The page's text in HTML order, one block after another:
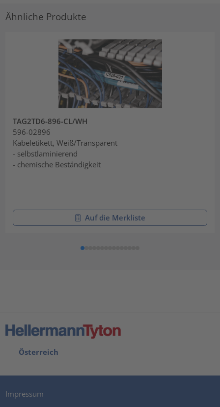
Ähnliche Produkte
TAG2TD6-896-CL/WH
596-02896
Kabeletikett, Weiß/Transparent
- selbstlaminierend
- chemische Beständigkeit
Auf die Merkliste
Österreich
Impressum